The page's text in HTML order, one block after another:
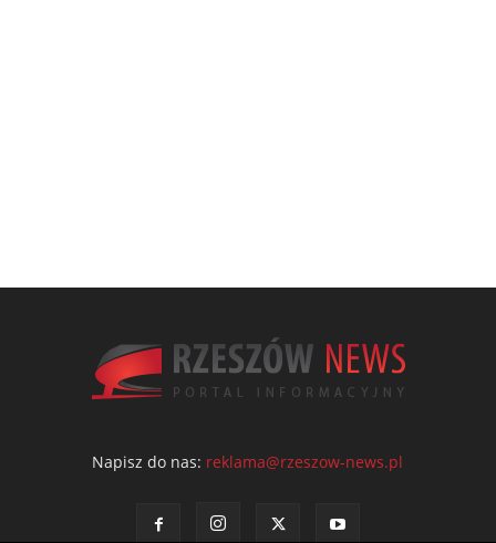
Napisz do nas: reklama@rzeszow-news.pl